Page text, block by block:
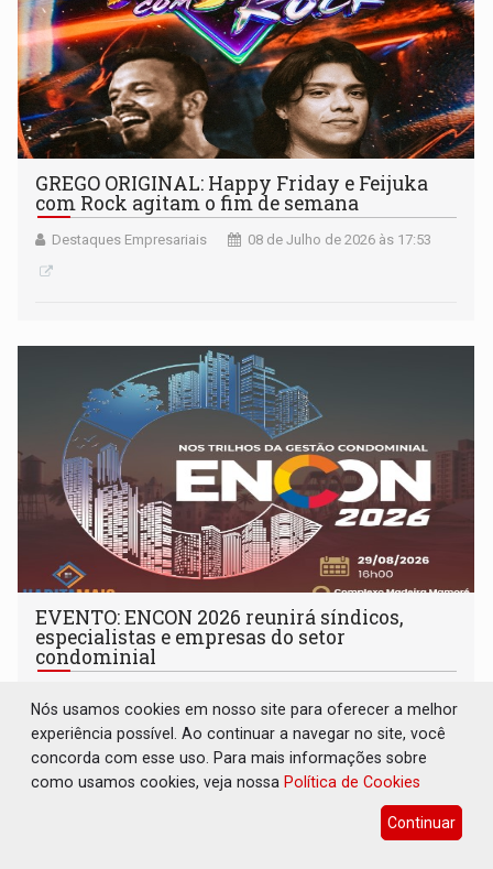
GREGO ORIGINAL: Happy Friday e Feijuka
com Rock agitam o fim de semana
Destaques Empresariais 08 de Julho de 2026 às 17:53
EVENTO: ENCON 2026 reunirá síndicos,
especialistas e empresas do setor
condominial
Nós usamos cookies em nosso site para oferecer a melhor
experiência possível. Ao continuar a navegar no site, você
concorda com esse uso. Para mais informações sobre
como usamos cookies, veja nossa Política de Cookies
Continuar